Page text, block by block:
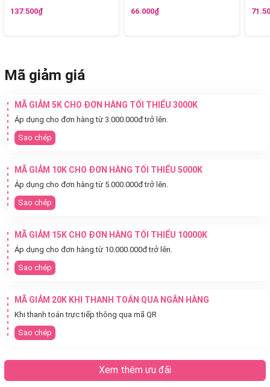
137.500₫ 66.000₫
Mã giảm giá
MÃ GIẢM 5K CHO ĐƠN HÀNG TỐI THIỂU 3000K
Áp dụng cho đơn hàng từ 3.000.000đ trở lên.
Sao chép
MÃ GIẢM 10K CHO ĐƠN HÀNG TỐI THIỂU 5000K
Áp dụng cho đơn hàng từ 5.000.000đ trở lên.
Sao chép
MÃ GIẢM 15K CHO ĐƠN HÀNG TỐI THIỂU 10000K
Áp dụng cho đơn hàng từ 10.000.000đ trở lên.
Sao chép
MÃ GIẢM 20K KHI THANH TOÁN QUA NGÂN HÀNG
Khi thanh toán trực tiếp thông qua mã QR
Sao chép
Xem thêm ưu đãi